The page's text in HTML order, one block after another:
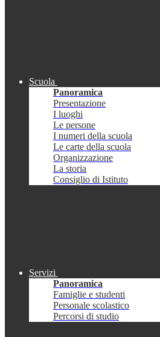
Scuola
Panoramica
Presentazione
I luoghi
Le persone
I numeri della scuola
Le carte della scuola
Organizzazione
La storia
Consiglio di Istituto
Servizi
Panoramica
Famiglie e studenti
Personale scolastico
Percorsi di studio